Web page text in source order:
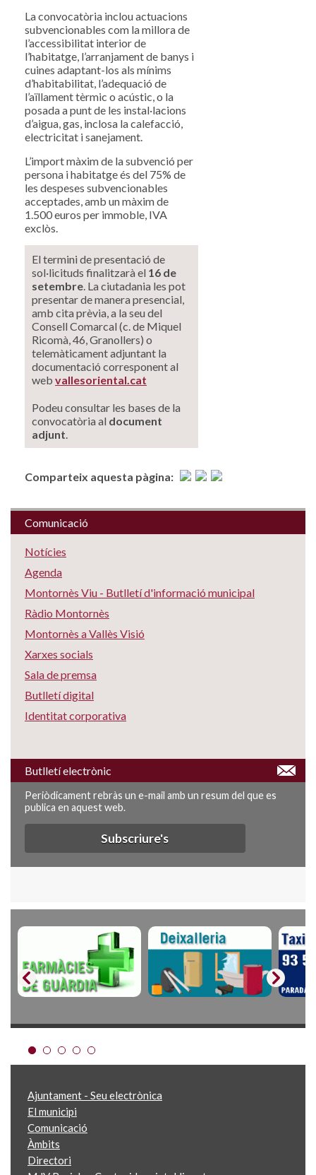
La convocatòria inclou actuacions
subvencionables com la millora de
l’accessibilitat interior de
l’habitatge, l’arranjament de banys i
cuines adaptant-los als mínims
d’habitabilitat, l’adequació de
l’aïllament tèrmic o acústic, o la
posada a punt de les instal·lacions
d’aigua, gas, inclosa la calefacció,
electricitat i sanejament.
L’import màxim de la subvenció per
persona i habitatge és del 75% de
les despeses subvencionables
acceptades, amb un màxim de
1.500 euros per immoble, IVA
exclòs.
El termini de presentació de
sol·licituds finalitzarà el 16 de
setembre. La ciutadania les pot
presentar de manera presencial,
amb cita prèvia, a la seu del
Consell Comarcal (c. de Miquel
Ricomà, 46, Granollers) o
telemàticament adjuntant la
documentació corresponent al
web vallesoriental.cat
Podeu consultar les bases de la
convocatòria al document
adjunt.
Comparteix aquesta pàgina:
Comunicació
Notícies
Agenda
Montornès Viu - Butlletí d'informació municipal
Ràdio Montornès
Montornès a Vallès Visió
Xarxes socials
Sala de premsa
Butlletí digital
Identitat corporativa
Butlletí electrònic
Periòdicament rebràs un e-mail amb un resum del que es
publica en aquest web.
Subscriure's
Ajuntament - Seu electrònica
El municipi
Comunicació
Àmbits
Directori